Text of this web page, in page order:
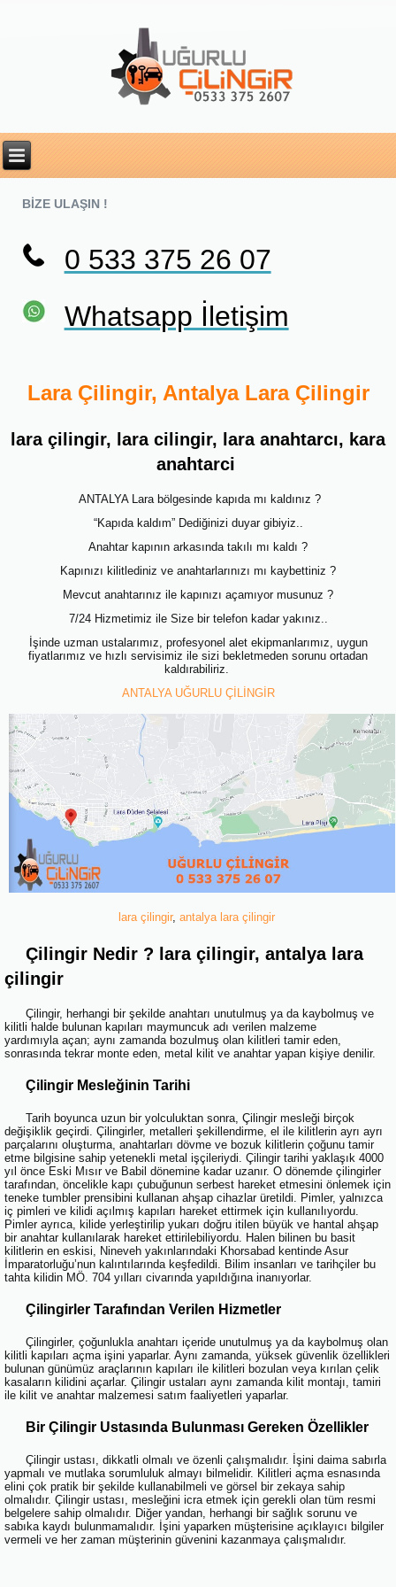
BİZE ULAŞIN !
0 533 375 26 07
Whatsapp İletişim
Lara Çilingir, Antalya Lara Çilingir
lara çilingir, lara cilingir, lara anahtarcı, kara
anahtarci
ANTALYA Lara bölgesinde kapıda mı kaldınız ?
“Kapıda kaldım” Dediğinizi duyar gibiyiz..
Anahtar kapının arkasında takılı mı kaldı ?
Kapınızı kilitlediniz ve anahtarlarınızı mı kaybettiniz ?
Mevcut anahtarınız ile kapınızı açamıyor musunuz ?
7/24 Hizmetimiz ile Size bir telefon kadar yakınız..
İşinde uzman ustalarımız, profesyonel alet ekipmanlarımız, uygun
fiyatlarımız ve hızlı servisimiz ile sizi bekletmeden sorunu ortadan
kaldırabiliriz.
ANTALYA UĞURLU ÇİLİNGİR
lara çilingir, antalya lara çilingir
Çilingir Nedir ? lara çilingir, antalya lara
çilingir
Çilingir, herhangi bir şekilde anahtarı unutulmuş ya da kaybolmuş ve
kilitli halde bulunan kapıları maymuncuk adı verilen malzeme
yardımıyla açan; aynı zamanda bozulmuş olan kilitleri tamir eden,
sonrasında tekrar monte eden, metal kilit ve anahtar yapan kişiye denilir.
Çilingir Mesleğinin Tarihi
Tarih boyunca uzun bir yolculuktan sonra, Çilingir mesleği birçok
değişiklik geçirdi. Çilingirler, metalleri şekillendirme, el ile kilitlerin ayrı ayrı
parçalarını oluşturma, anahtarları dövme ve bozuk kilitlerin çoğunu tamir
etme bilgisine sahip yetenekli metal işçileriydi. Çilingir tarihi yaklaşık 4000
yıl önce Eski Mısır ve Babil dönemine kadar uzanır. O dönemde çilingirler
tarafından, öncelikle kapı çubuğunun serbest hareket etmesini önlemek için
teneke tumbler prensibini kullanan ahşap cihazlar üretildi. Pimler, yalnızca
iç pimleri ve kilidi açılmış kapıları hareket ettirmek için kullanılıyordu.
Pimler ayrıca, kilide yerleştirilip yukarı doğru itilen büyük ve hantal ahşap
bir anahtar kullanılarak hareket ettirilebiliyordu. Halen bilinen bu basit
kilitlerin en eskisi, Nineveh yakınlarındaki Khorsabad kentinde Asur
İmparatorluğu’nun kalıntılarında keşfedildi. Bilim insanları ve tarihçiler bu
tahta kilidin MÖ. 704 yılları civarında yapıldığına inanıyorlar.
Çilingirler Tarafından Verilen Hizmetler
Çilingirler, çoğunlukla anahtarı içeride unutulmuş ya da kaybolmuş olan
kilitli kapıları açma işini yaparlar. Aynı zamanda, yüksek güvenlik özellikleri
bulunan günümüz araçlarının kapıları ile kilitleri bozulan veya kırılan çelik
kasaların kilidini açarlar. Çilingir ustaları aynı zamanda kilit montajı, tamiri
ile kilit ve anahtar malzemesi satım faaliyetleri yaparlar.
Bir Çilingir Ustasında Bulunması Gereken Özellikler
Çilingir ustası, dikkatli olmalı ve özenli çalışmalıdır. İşini daima sabırla
yapmalı ve mutlaka sorumluluk almayı bilmelidir. Kilitleri açma esnasında
elini çok pratik bir şekilde kullanabilmeli ve görsel bir zekaya sahip
olmalıdır. Çilingir ustası, mesleğini icra etmek için gerekli olan tüm resmi
belgelere sahip olmalıdır. Diğer yandan, herhangi bir sağlık sorunu ve
sabıka kaydı bulunmamalıdır. İşini yaparken müşterisine açıklayıcı bilgiler
vermeli ve her zaman müşterinin güvenini kazanmaya çalışmalıdır.